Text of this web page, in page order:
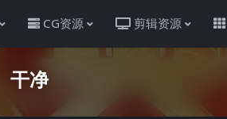
CG资源 剪辑资源
干净